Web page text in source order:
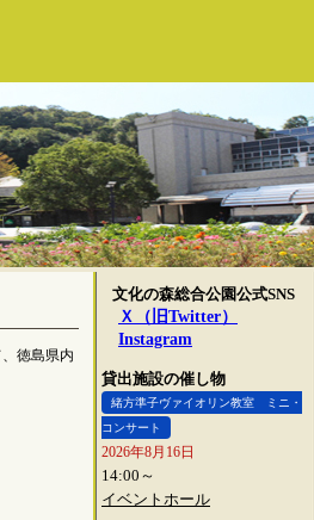
徳島県内
文化の森総合公園公式SNS
Ｘ（旧Twitter）
Instagram
貸出施設の催し物
緒方準子ヴァイオリン教室 ミニ・
コンサート
2026年8月16日
14:00～
イベントホール